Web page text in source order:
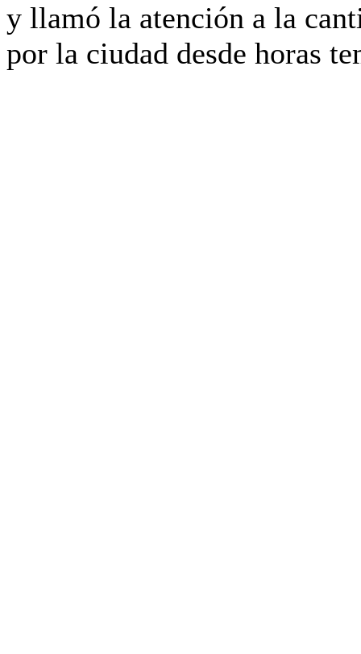
y llamó la atención a la
por la ciudad desde horas